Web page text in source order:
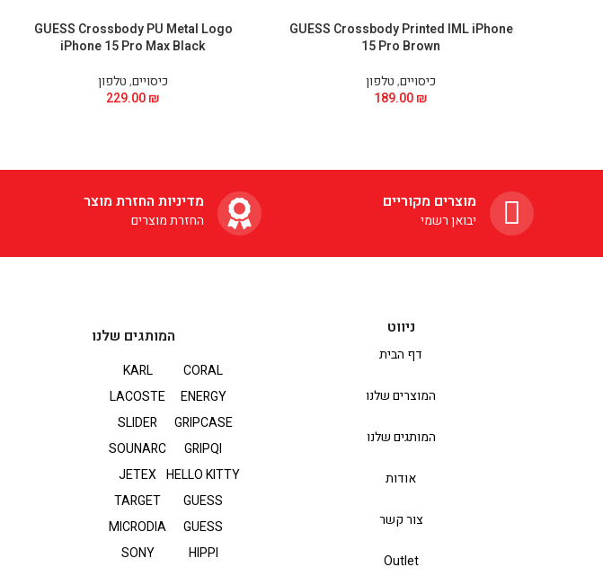
GUESS Crossbody Printed IML iPhone
15 Pro Brown
כיסויים,טלפון
189.00₪
GUESS Crossbody PU Metal Logo
iPhone 15 Pro Max Black
כיסויים,טלפון
229.00₪
מוצרים מקוריים
יבואן רשמי
מדיניות החזרת מוצר
החזרת מוצרים
ניווט
דף הבית
המוצרים שלנו
המותגים שלנו
אודות
צור קשר
Outlet
המותגים שלנו
CORAL
ENERGY
GRIPCASE
GRIPQI
HELLO KITTY
GUESS
GUESS
HIPPI
KARL
LACOSTE
SLIDER
SOUNARC
JETEX
TARGET
MICRODIA
SONY